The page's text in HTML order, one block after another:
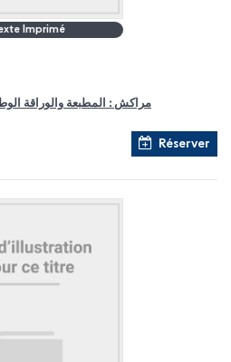
Imprimé
مراكش : المطبعة والوراقة
Réserver